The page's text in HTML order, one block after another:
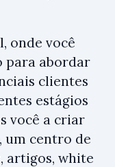
onde você
para abordar
clientes
estágios
você a criar
um centro de
artigos, white